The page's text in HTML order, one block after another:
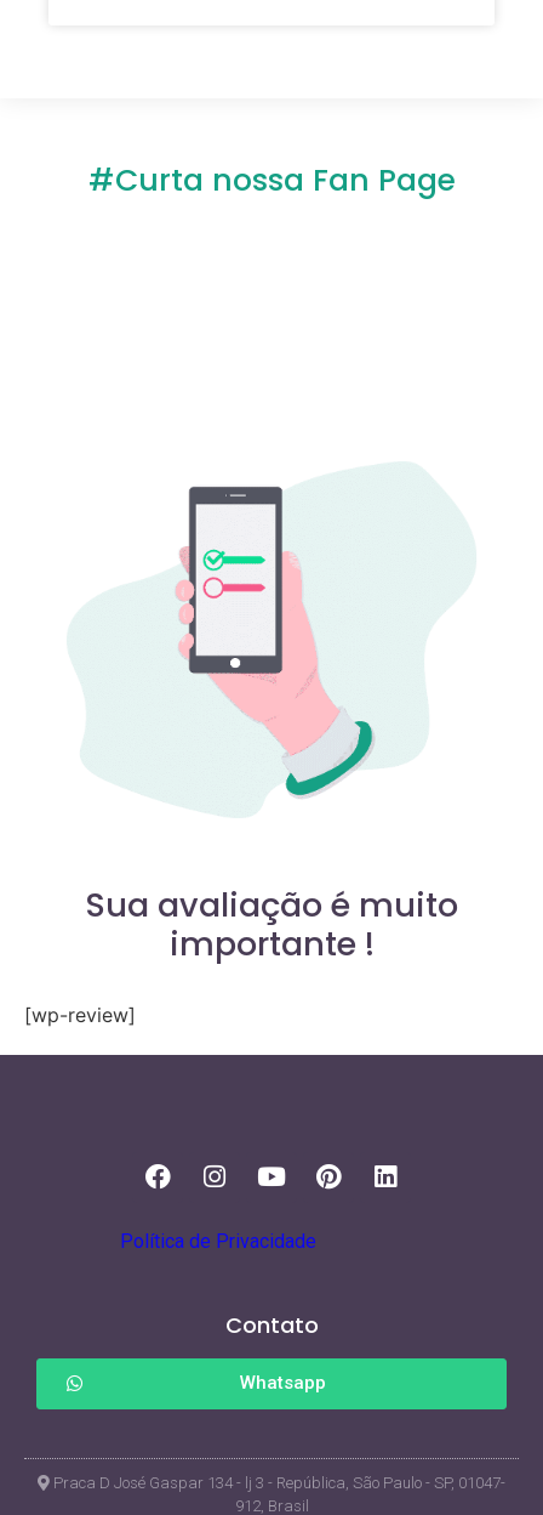
#Curta nossa Fan Page
Sua avaliação é muito
importante !
[wp-review]
Política de Privacidade
Contato
Whatsapp
Praca D José Gaspar 134 - lj 3 - República, São Paulo - SP, 01047-
912, Brasil